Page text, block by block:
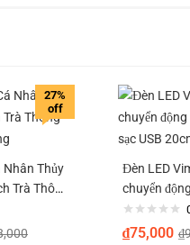
27%
off
Nhân Thủy
Trà Thông
Đèn LED
chuyển
mỏng sạc
dụng
₫75,000 ₫